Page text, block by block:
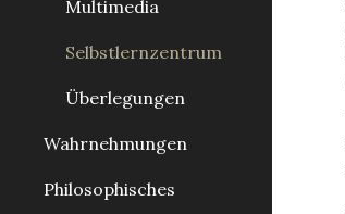
Multimedia
Selbstlernzentrum
Überlegungen
Wahrnehmungen
Philosophisches